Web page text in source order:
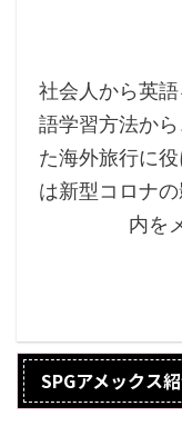
社会人から英
語学習方法か
た海外旅行に
は新型コロナ
内を
SPGアメックス